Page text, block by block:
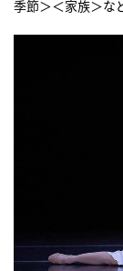
季節＞＜家族＞な